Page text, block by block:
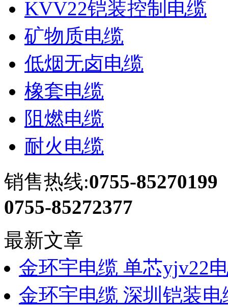
KVV22铠装控制电缆
矿物质电缆
低烟无卤电缆
橡套电缆
阻燃电缆
耐火电缆
销售热线:0755-85270199
0755-85272377
最新文章
金环宇电缆 单芯yjv22
金环宇电缆 深圳铠装电